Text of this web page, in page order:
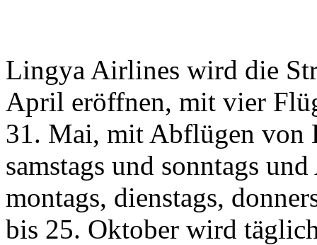
Lingya Airlines wird die
April eröffnen, mit vier
31. Mai, mit Abflügen von
samstags und sonntags
montags, dienstags,
bis 25. Oktober wird